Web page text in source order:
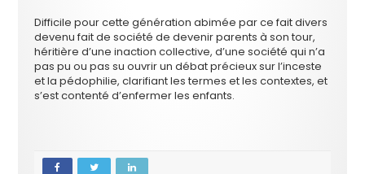
Difficile pour cette génération abimée par ce fait divers
devenu fait de société de devenir parents à son tour,
héritière d’une inaction collective, d’une société qui n’a
pas pu ou pas su ouvrir un débat précieux sur l’inceste
et la pédophilie, clarifiant les termes et les contextes, et
s’est contenté d’enfermer les enfants.